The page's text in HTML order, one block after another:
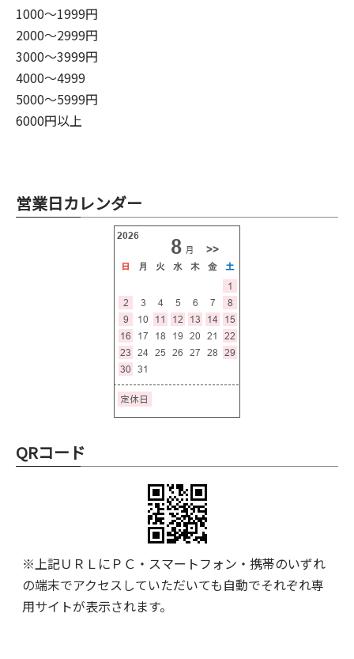
1000～1999円
2000～2999円
3000～3999円
4000～4999
5000～5999円
6000円以上
営業日カレンダー
QRコード
※上記ＵＲＬにＰＣ・スマートフォン・携帯のいずれ
の端末でアクセスしていただいても自動でそれぞれ専
用サイトが表示されます。